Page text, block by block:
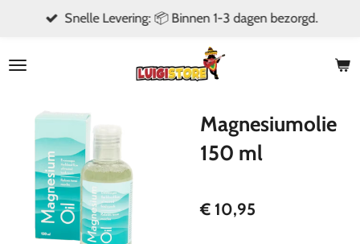
naar
hoofdinhoud
Snelle Levering: 📦 Binnen 1-3 dagen bezorgd.
Magnesiumolie
150 ml
€ 10,95